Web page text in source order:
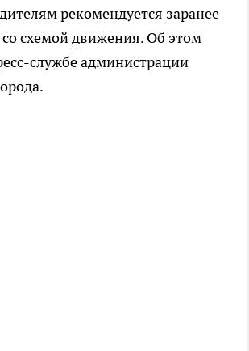
рекомендуется заранее
схемой движения. Об этом
службе администрации